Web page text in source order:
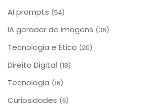
AI prompts (54)
IA gerador de imagens (36)
Tecnologia e Ética (20)
Direito Digital (18)
Tecnologia (16)
Curiosidades (6)